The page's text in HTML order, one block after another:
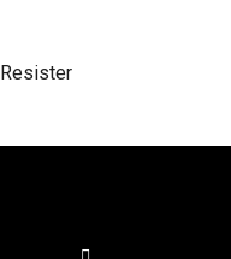
Resister